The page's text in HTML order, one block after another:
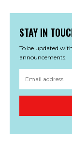
STAY IN
To be updated
announcements.